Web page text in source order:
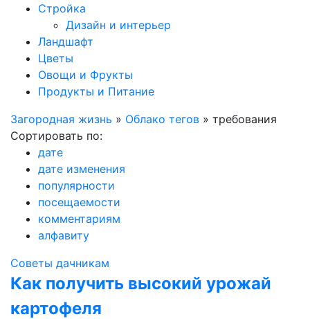
Стройка
Дизайн и интерьер
Ландшафт
Цветы
Овощи и Фрукты
Продукты и Питание
Загородная жизнь » Облако тегов » требования
Сортировать по:
дате
дате изменения
популярности
посещаемости
комментариям
алфавиту
Советы дачникам
Как получить высокий урожай
картофеля